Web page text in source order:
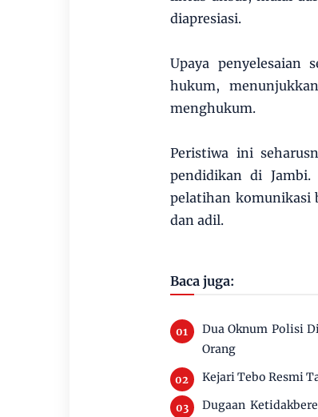
diapresiasi.
Upaya penyelesaian
hukum,
menghukum.
Peristiwa ini
pendidikan di
pelatihan komunikasi
dan adil.
Baca juga:
Dua Oknum Polisi
Orang
Kejari Tebo Resmi
Dugaan